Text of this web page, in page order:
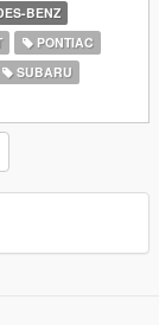
BENZ
PONTIAC
SUBARU